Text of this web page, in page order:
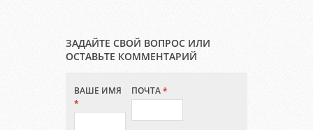
ЗАДАЙТЕ СВОЙ ВОПРОС ИЛИ
ОСТАВЬТЕ КОММЕНТАРИЙ
ВАШЕ ИМЯ
*
ПОЧТА*